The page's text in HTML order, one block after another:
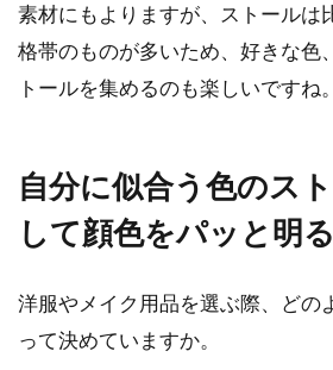
素材にもよりますが、ストールは
格帯のものが多いため、好きな色
トールを集めるのも楽しいですね。
自分に似合う色のス
して顔色をパッと明
洋服やメイク用品を選ぶ際、どの
って決めていますか。